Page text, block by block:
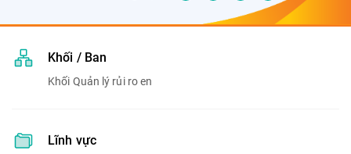
Khối / Ban
Khối Quản lý rủi ro en
Lĩnh vực